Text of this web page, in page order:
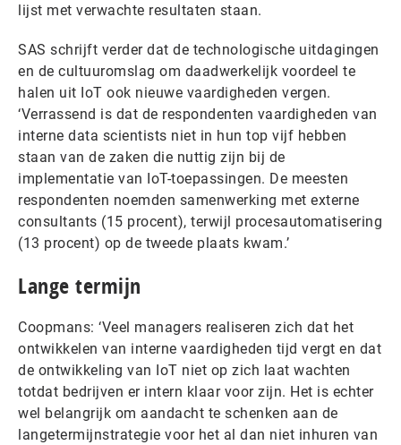
lijst met verwachte resultaten staan.
SAS schrijft verder dat de technologische uitdagingen
en de cultuuromslag om daadwerkelijk voordeel te
halen uit IoT ook nieuwe vaardigheden vergen.
‘Verrassend is dat de respondenten vaardigheden van
interne data scientists niet in hun top vijf hebben
staan van de zaken die nuttig zijn bij de
implementatie van IoT-toepassingen. De meesten
respondenten noemden samenwerking met externe
consultants (15 procent), terwijl procesautomatisering
(13 procent) op de tweede plaats kwam.’
Lange termijn
Coopmans: ‘Veel managers realiseren zich dat het
ontwikkelen van interne vaardigheden tijd vergt en dat
de ontwikkeling van IoT niet op zich laat wachten
totdat bedrijven er intern klaar voor zijn. Het is echter
wel belangrijk om aandacht te schenken aan de
langetermijnstrategie voor het al dan niet inhuren van